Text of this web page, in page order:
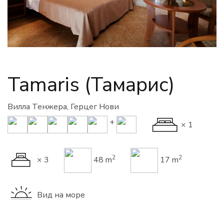
Tamaris (Тамарис)
Вилла Тенжера, Герцег Нови
+
× 1
× 3 48 m2 17 m2
Вид на море